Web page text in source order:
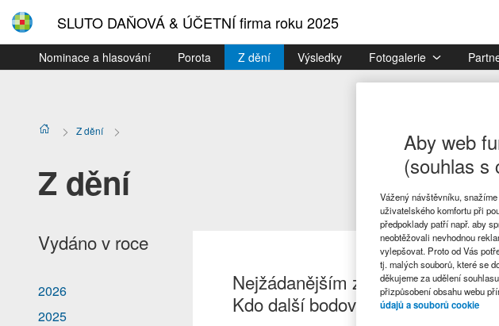
SLUTO DAŇOVÁ & ÚČETNÍ firma roku 2025
Nominace a hlasování Porota Z dění Výsledky Fotogalerie
Z dění
Z dění
Vydáno v roce
2026
2025
Nejžádanějším zaměstnavatelem
Kdo další bodoval v soutěži
Aby web
(souhlas s
Vážený návštěvníku,
uživatelského komfortu při
předpoklady patří např. aby
neobtěžovali nevhodnou
vylepšovat. Proto od Vás
tj. malých souborů, které se
děkujeme za udělení
přizpůsobení obsahu webu
údajů a souborů cookie